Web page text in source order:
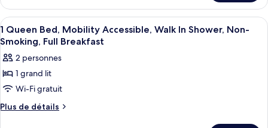
le
type
de
chambre
Chambre
Afficher
toutes
les
photos
pour
ce
type
Une chambre d’hôtel avec un
8
1 Queen Bed, Mobility Accessible, Walk In Shower, Non-
Smoking, Full Breakfast
2 personnes
1 grand lit
Wi-Fi gratuit
Plus de détails
Plus